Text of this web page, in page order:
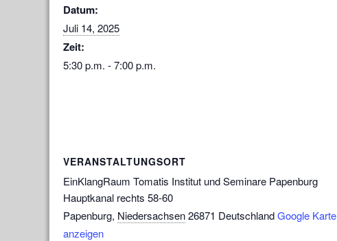
Datum:
Juli 14, 2025
Zeit:
5:30 p.m. - 7:00 p.m.
VERANSTALTUNGSORT
EinKlangRaum Tomatis Institut und Seminare Papenburg
Hauptkanal rechts 58-60
Papenburg, Niedersachsen26871 DeutschlandGoogle Karte
anzeigen